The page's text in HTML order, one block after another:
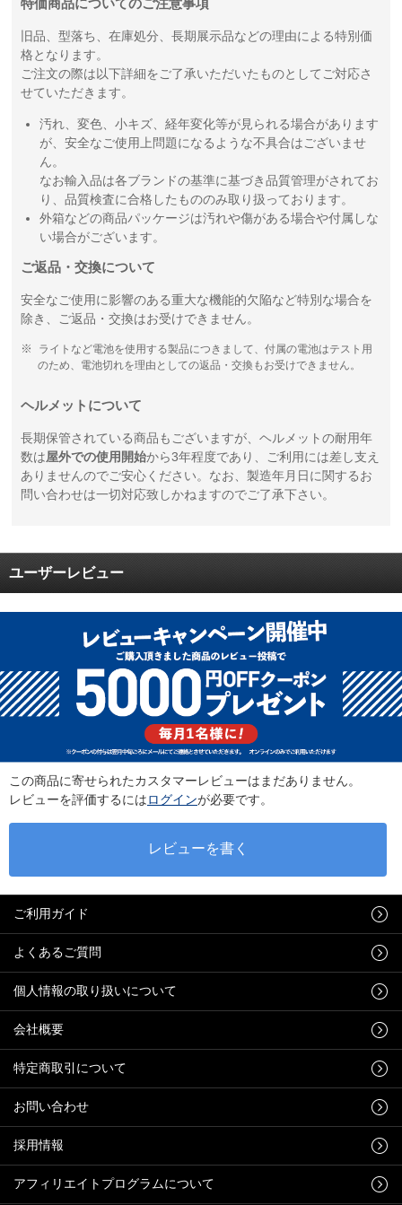
特価商品についてのご注意事項
旧品、型落ち、在庫処分、長期展示品などの理由による特別価
格となります。
ご注文の際は以下詳細をご了承いただいたものとしてご対応さ
せていただきます。
汚れ、変色、小キズ、経年変化等が見られる場合があります
が、安全なご使用上問題になるような不具合はございませ
ん。
なお輸入品は各ブランドの基準に基づき品質管理がされてお
り、品質検査に合格したもののみ取り扱っております。
外箱などの商品パッケージは汚れや傷がある場合や付属しな
い場合がございます。
ご返品・交換について
安全なご使用に影響のある重大な機能的欠陥など特別な場合を
除き、ご返品・交換はお受けできません。
ライトなど電池を使用する製品につきまして、付属の電池はテスト用
のため、電池切れを理由としての返品・交換もお受けできません。
ヘルメットについて
長期保管されている商品もございますが、ヘルメットの耐用年
数は屋外での使用開始から3年程度であり、ご利用には差し支え
ありませんのでご安心ください。なお、製造年月日に関するお
問い合わせは一切対応致しかねますのでご了承下さい。
ユーザーレビュー
この商品に寄せられたカスタマーレビューはまだありません。
レビューを評価するにはログインが必要です。
ご利用ガイド
よくあるご質問
個人情報の取り扱いについて
会社概要
特定商取引について
お問い合わせ
採用情報
アフィリエイトプログラムについて